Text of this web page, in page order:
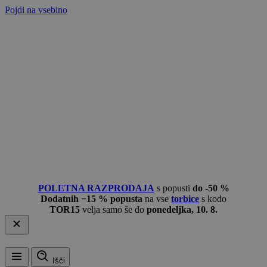
Pojdi na vsebino
POLETNA RAZPRODAJA s popusti do -50 %
Dodatnih −15 % popusta na vse torbice s kodo
TOR15 velja samo še do ponedeljka, 10. 8.
Išči